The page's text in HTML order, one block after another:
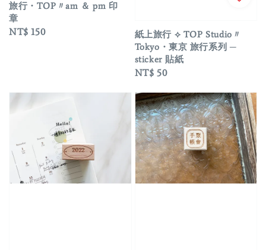
旅行・TOP〃am ＆ pm 印
章
Regular
NT$ 150
紙上旅行 ⟡ TOP Studio〃
Tokyo・東京 旅行系列 ─
sticker 貼紙
Regular
NT$ 50